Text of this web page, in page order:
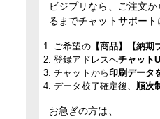
ビジプリなら、ご注文
るまでチャットサポート
1. ご希望の【商品】【納期
2. 登録アドレスへチャット
3. チャットから 印刷データ
4. データ校了確定後、順次
お急ぎの方は、